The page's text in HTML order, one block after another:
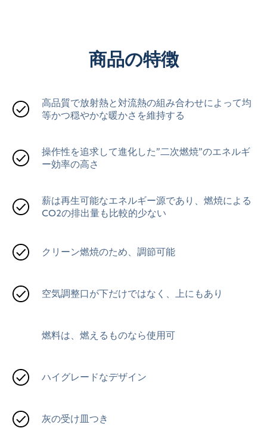
商品の特徴
高品質で放射熱と対流熱の組み合わせによって均
等かつ穏やかな暖かさを維持する
操作性を追求して進化した”二次燃焼”のエネルギ
ー効率の高さ
薪は再生可能なエネルギー源であり、燃焼による
CO2の排出量も比較的少ない
クリーン燃焼のため、調節可能
空気調整口が下だけではなく、上にもあり
燃料は、燃えるものなら使用可
ハイグレードなデザイン
灰の受け皿つき